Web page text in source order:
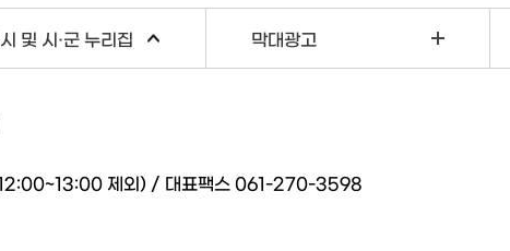
및 시·군 누리집 막대광고
12:00~13:00 제외) / 대표팩스 061-270-3598